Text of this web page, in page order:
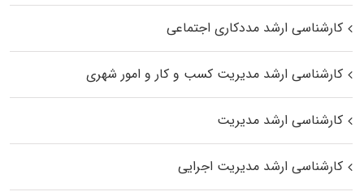
کارشناسی ارشد مددکاری اجتماعی
کارشناسی ارشد مدیریت کسب و کار و امور شهری
کارشناسی ارشد مدیریت
کارشناسی ارشد مدیریت اجرایی